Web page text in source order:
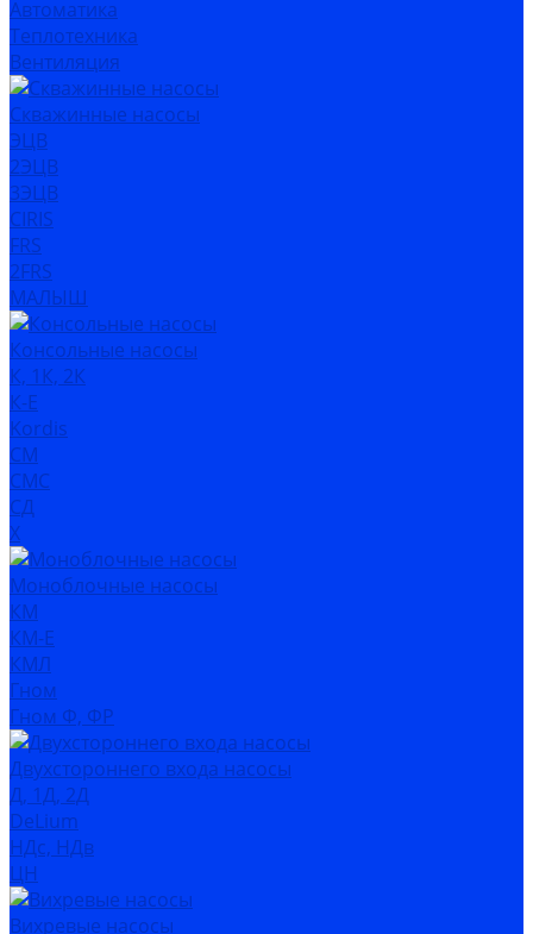
Автоматика
Теплотехника
Вентиляция
Скважинные насосы
ЭЦВ
2ЭЦВ
3ЭЦВ
CIRIS
FRS
2FRS
МАЛЫШ
Консольные насосы
К, 1К, 2К
К-Е
Kordis
СМ
СМС
СД
Х
Моноблочные насосы
КМ
КМ-Е
КМЛ
Гном
Гном Ф, ФР
Двухстороннего входа насосы
Д, 1Д, 2Д
DeLium
НДс, НДв
ЦН
Вихревые насосы